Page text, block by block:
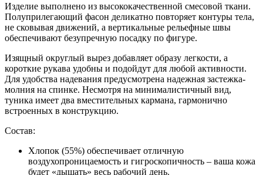
Изделие выполнено из высококачественной смесовой ткани.
Полуприлегающий фасон деликатно повторяет контуры тела,
не сковывая движений, а вертикальные рельефные швы
обеспечивают безупречную посадку по фигуре.
Изящный округлый вырез добавляет образу легкости, а
короткие рукава удобны и подойдут для любой активности.
Для удобства надевания предусмотрена надежная застежка-
молния на спинке. Несмотря на минималистичный вид,
туника имеет два вместительных кармана, гармонично
встроенных в конструкцию.
Состав:
Хлопок (55%) обеспечивает отличную
воздухопроницаемость и гигроскопичность – ваша кожа
будет «дышать» весь рабочий день.